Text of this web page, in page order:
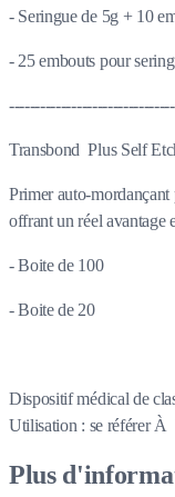
- Seringue de 5g + 10
- 25 embouts pour
Transbond Plus Self
Primer auto-mordançant
offrant un réel avantage
- Boite de 100
- Boite de 20
Dispositif médical de
Utilisation : se référer À
Plus